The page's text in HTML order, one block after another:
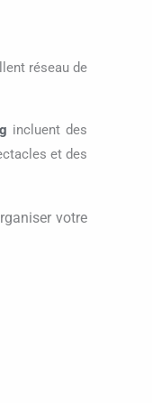
réseau de
incluent des
et des
votre